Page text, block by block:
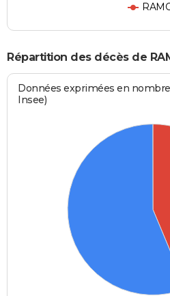
Répartition des décès de
Données exprimées en nombre
Insee)